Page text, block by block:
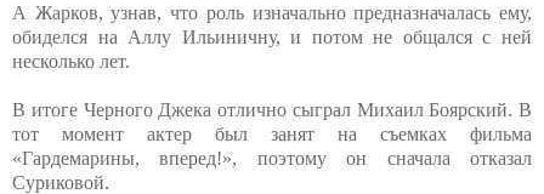
А Жарков, узнав, что роль изначально предназначалась ему,
обиделся на Аллу Ильиничну, и потом не общался с ней
несколько лет.
В итоге Черного Джека отлично сыграл Михаил Боярский. В
тот момент актер был занят на съемках фильма
«Гардемарины, вперед!», поэтому он сначала отказал
Суриковой.